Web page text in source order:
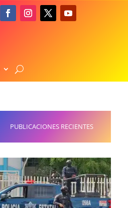
PUBLICACIONES RECIENTES